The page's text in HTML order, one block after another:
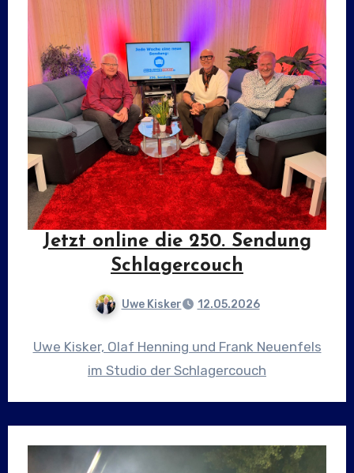
Jetzt online die 250. Sendung
Schlagercouch
Uwe Kisker 12.05.2026
Uwe Kisker, Olaf Henning und Frank Neuenfels
im Studio der Schlagercouch